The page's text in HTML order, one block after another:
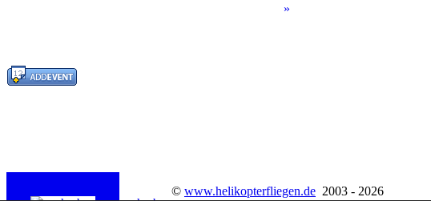
»
© www.helikopterfliegen.de 2003 - 2026